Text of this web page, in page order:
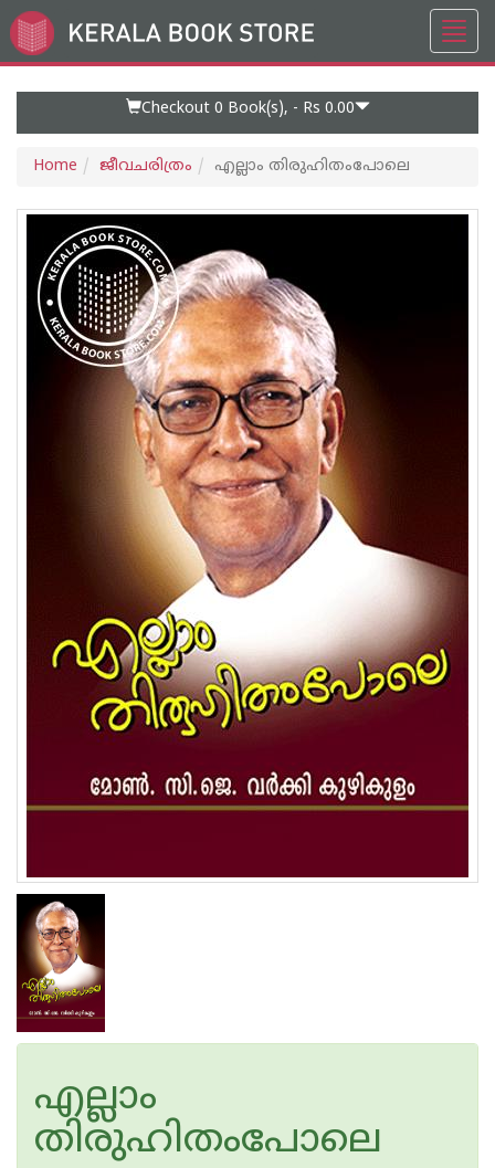
Go
to
Checkout 0 Book(s), - Rs 0.00
Home ജീവചരിത്രം എല്ലാം തിരുഹിതംപോലെ
എല്ലാം
തിരുഹിതംപോലെ